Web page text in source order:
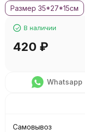
Размер 35*27*15см
В наличии
420 ₽
Whatsapp
Самовывоз